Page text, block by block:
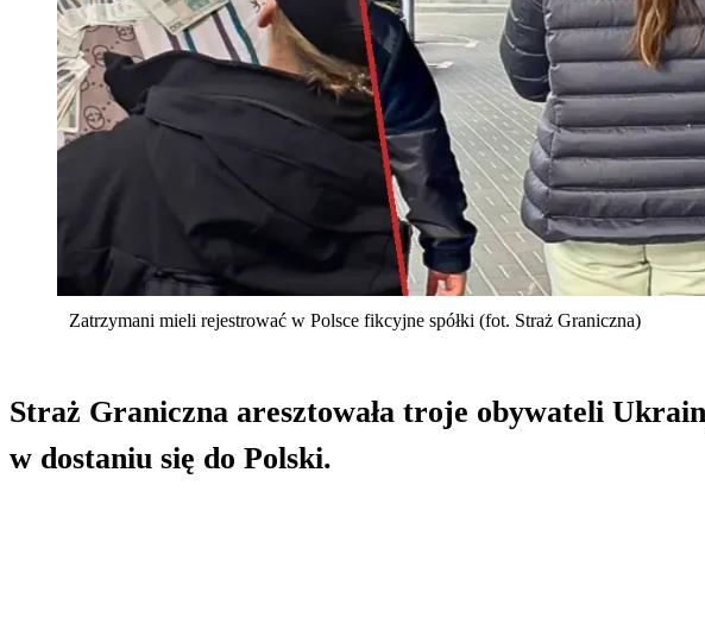
Zatrzymani mieli rejestrować w Polsce fikcyjne spółki (fot. Straż Graniczna)
Straż Graniczna aresztowała troje obywateli
w dostaniu się do Polski.